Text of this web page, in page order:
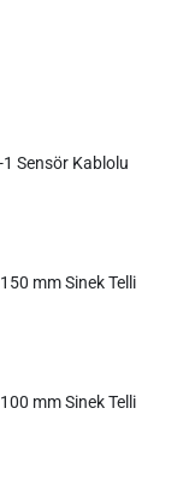
1 Sensör Kablolu
mm Sinek Telli
mm Sinek Telli